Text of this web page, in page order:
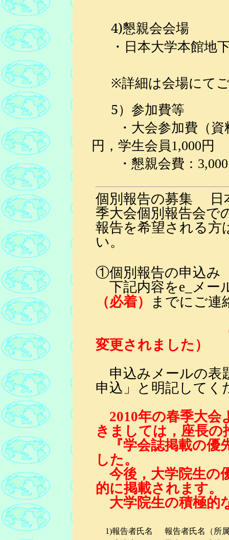
4)懇親会会場
・ 日本大学本館地
※詳細は会場にて
5）参加費等
・大会参加費 （
円，学生会員1,000円
・懇親会費： 3,000
個別報告の募集 日
季大会個別報告会で
報告を希望される方
い。
①個別報告の申込み
下記内容をe_メー
（必着）
までにご連
変更されました）
申込みメールの表
申込」と明記してく
2010年の春季大会
きましては，座長
『学会誌掲載の優
した。
今後，大学院生の
的に掲載されます。
大学院生の積極的
1)報告者氏名
報告者氏名（所